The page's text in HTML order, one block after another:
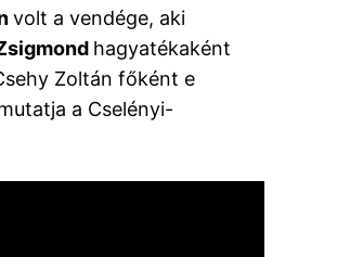
volt a vendége, aki
hagyatékaként
Zoltán főként e
a Cselényi-